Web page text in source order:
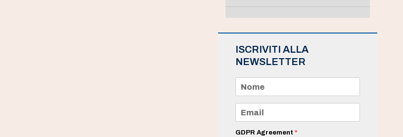
ISCRIVITI ALLA
NEWSLETTER
m
e
a
iGDPR Agreement *